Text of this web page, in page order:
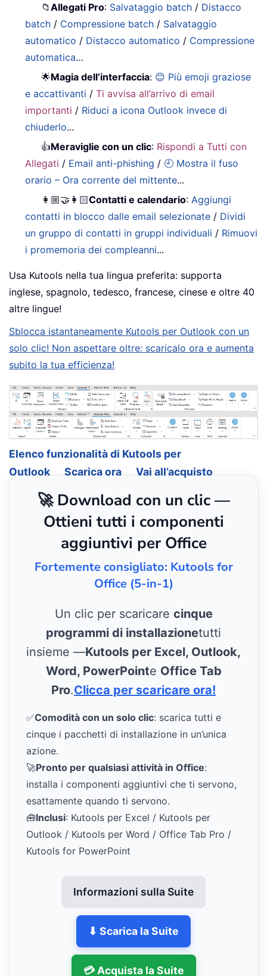
📁Allegati Pro: Salvataggio batch / Distacco
batch / Compressione batch / Salvataggio
automatico / Distacco automatico / Compressione
automatica…
🌟Magia dell’interfaccia: 😊 Più emoji graziose
e accattivanti /Ti avvisa all’arrivo di email
importanti / Riduci a icona Outlook invece di
chiuderlo...
👍Meraviglie con un clic: Rispondi a Tutti con
Allegati / Email anti-phishing / 🕘 Mostra il fuso
orario – Ora corrente del mittente...
👩🏼‍🤝‍👩🏻Contatti e calendario: Aggiungi
contatti in blocco dalle email selezionate / Dividi
un gruppo di contatti in gruppi individuali / Rimuovi
i promemoria dei compleanni...
Usa Kutools nella tua lingua preferita: supporta
inglese, spagnolo, tedesco, francese, cinese e oltre 40
altre lingue!
Sblocca istantaneamente Kutools per Outlook con un
solo clic! Non aspettare oltre: scaricalo ora e aumenta
subito la tua efficienza!
Elenco funzionalità di Kutools per
Outlook
Scarica ora Vai all’acquisto
🚀 Download con un clic —
Ottieni tutti i componenti
aggiuntivi per Office
Fortemente consigliato: Kutools for
Office (5-in-1)
Un clic per scaricare cinque
programmi di installazionetutti
insieme —Kutools per Excel, Outlook,
Word, PowerPointe Office Tab
Pro.Clicca per scaricare ora!
✅Comodità con un solo clic: scarica tutti e
cinque i pacchetti di installazione in un’unica
azione.
🚀Pronto per qualsiasi attività in Office:
installa i componenti aggiuntivi che ti servono,
esattamente quando ti servono.
🧰Inclusi: Kutools per Excel / Kutools per
Outlook / Kutools per Word / Office Tab Pro /
Kutools for PowerPoint
Informazioni sulla Suite
⬇ Scarica la Suite
💳 Acquista la Suite